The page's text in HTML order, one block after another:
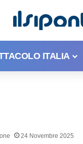
ITALIA
24 Novembre 2025